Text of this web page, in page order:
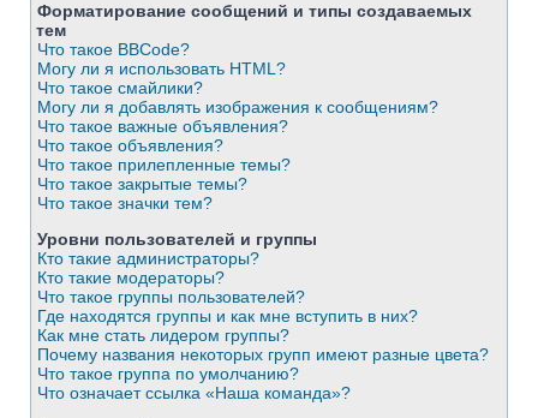
Форматирование сообщений и типы создаваемых
тем
Что такое BBCode?
Могу ли я использовать HTML?
Что такое смайлики?
Могу ли я добавлять изображения к сообщениям?
Что такое важные объявления?
Что такое объявления?
Что такое прилепленные темы?
Что такое закрытые темы?
Что такое значки тем?
Уровни пользователей и группы
Кто такие администраторы?
Кто такие модераторы?
Что такое группы пользователей?
Где находятся группы и как мне вступить в них?
Как мне стать лидером группы?
Почему названия некоторых групп имеют разные цвета?
Что такое группа по умолчанию?
Что означает ссылка «Наша команда»?